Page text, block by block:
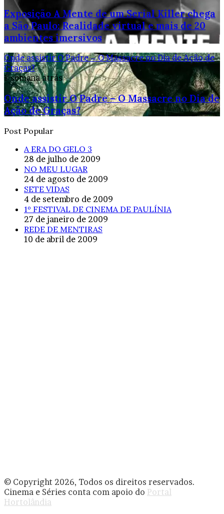
Exposição A Mente de um Serial Killer chega
a São Paulo: Realidade virtual e mais de 20
ambientes imersivos
Onde assistir O Padre – O Massacre no Dia de Ação de
Graças?
1 semana atrás
Onde assistir O Padre – O Massacre no Dia de
Ação de Graças?
Post Popular
A ERA DO GELO 3
28 de julho de 2009
NO MEU LUGAR
24 de agosto de 2009
SETE VIDAS
4 de setembro de 2009
1º FESTIVAL DE CINEMA DE PAULÍNIA
27 de janeiro de 2009
REDE DE MENTIRAS
10 de abril de 2009
© Copyright 2026, Todos os direitos reservados.
Cinema e Séries conta com apoio do Portal
Hortolândia